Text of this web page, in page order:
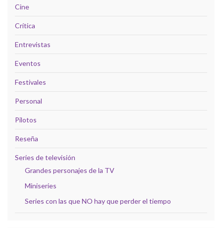
Cine
Crítica
Entrevistas
Eventos
Festivales
Personal
Pilotos
Reseña
Series de televisión
Grandes personajes de la TV
Miniseries
Series con las que NO hay que perder el tiempo